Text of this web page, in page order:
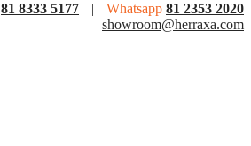
81 8333 5177 | Whatsapp 81 2353 2020
showroom@herraxa.com